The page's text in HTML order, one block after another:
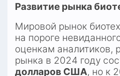
Развитие рынка
Мировой рынок
на пороге
оценкам аналитиков,
рынка в 2024 году
долларов США, но к